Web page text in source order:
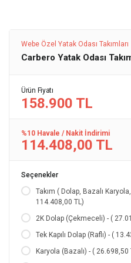
Webe Özel Yatak Odası Takımları
Carbero Yatak Odası
Ürün Fiyatı
158.900 TL
%10 Havale / Nakit İndirimi
114.408,00 TL
Seçenekler
Takım ( Dolap, Bazalı
114.408,00 TL)
2K Dolap (Çekmeceli) - (
Tek Kapılı Dolap (Raflı) - (
Karyola (Bazalı) - ( 26.698,50